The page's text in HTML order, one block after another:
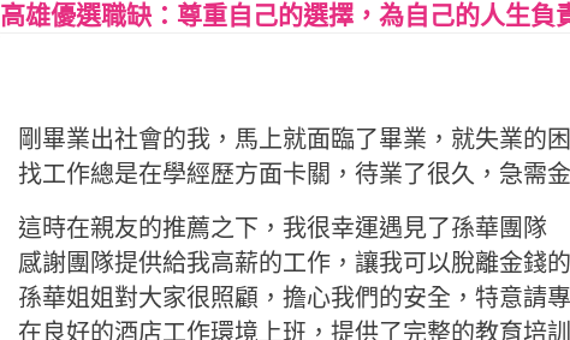
高雄優選職缺：尊重自己的選擇，為自己的人生負
剛畢業出社會的我，馬上就面臨了畢業，就失業的
找工作總是在學經歷方面卡關，待業了很久，急需
這時在親友的推薦之下，我很幸運遇見了孫華團隊
感謝團隊提供給我高薪的工作，讓我可以脫離金錢
孫華姐姐對大家很照顧，擔心我們的安全，特意請
在良好的酒店工作環境上班，提供了完整的教育培